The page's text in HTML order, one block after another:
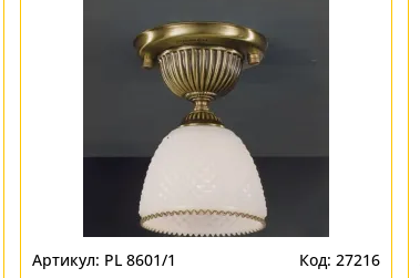
PL 8601/1 27216